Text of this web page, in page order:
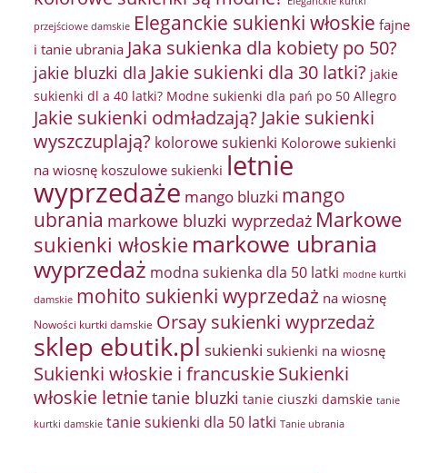
przejściowe damskie Eleganckie sukienki włoskie fajne
i tanie ubrania Jaka sukienka dla kobiety po 50?
jakie bluzki dla Jakie sukienki dla 30 latki? jakie
sukienki dl a 40 latki? Modne sukienki dla pań po 50 Allegro
Jakie sukienki odmładzają? Jakie sukienki
wyszczuplają? kolorowe sukienki Kolorowe sukienki
na wiosnę koszulowe sukienki letnie
wyprzedaże mango bluzki mango
ubrania markowe bluzki wyprzedaż Markowe
sukienki włoskie markowe ubrania
wyprzedaż modna sukienka dla 50 latki modne kurtki
damskie mohito sukienki wyprzedaż na wiosnę
Nowości kurtki damskie Orsay sukienki wyprzedaż
sklep ebutik.pl sukienki sukienki na wiosnę
Sukienki włoskie i francuskieSukienki
włoskie letnietanie bluzki tanie ciuszki damskie tanie
kurtki damskie tanie sukienki dla 50 latki Tanie ubrania